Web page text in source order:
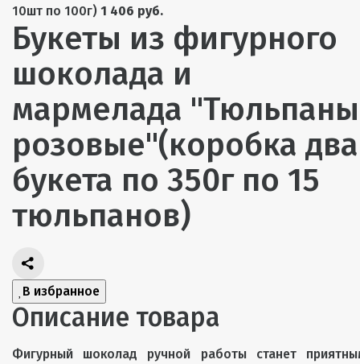
10шт по 100г) 1 406 руб.
Букеты из фигурного
шоколада и
мармелада "Тюльпаны
розовые"(коробка два
букета по 350г по 15
тюльпанов)
В избранное
Описание товара
Фигурный шоколад ручной работы станет